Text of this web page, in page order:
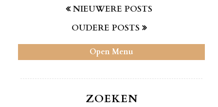
NIEUWERE POSTS
OUDERE POSTS
Open Menu
ZOEKEN